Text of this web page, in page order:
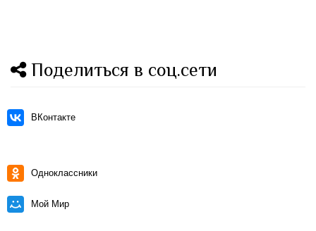
Поделиться в соц.сети
ВКонтакте
Одноклассники
Мой Мир